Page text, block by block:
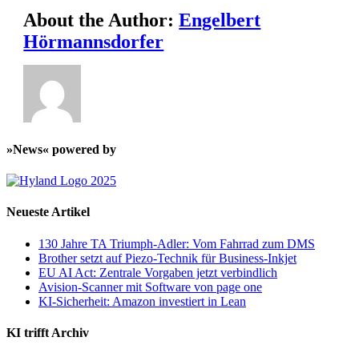
About the Author:Engelbert
Hörmannsdorfer
»News« powered by
Neueste Artikel
130 Jahre TA Triumph-Adler: Vom Fahrrad zum DMS
Brother setzt auf Piezo-Technik für Business-Inkjet
EU AI Act: Zentrale Vorgaben jetzt verbindlich
Avision-Scanner mit Software von page one
KI-Sicherheit: Amazon investiert in Lean
KI trifft Archiv